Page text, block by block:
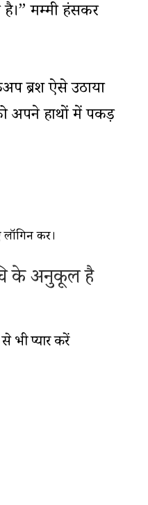
मम्मी हंसकर
ब्रश ऐसे उठाया
अपने हाथों में पकड़
लॉगिनकरें।
के अनुकूल है
भी प्यार करें